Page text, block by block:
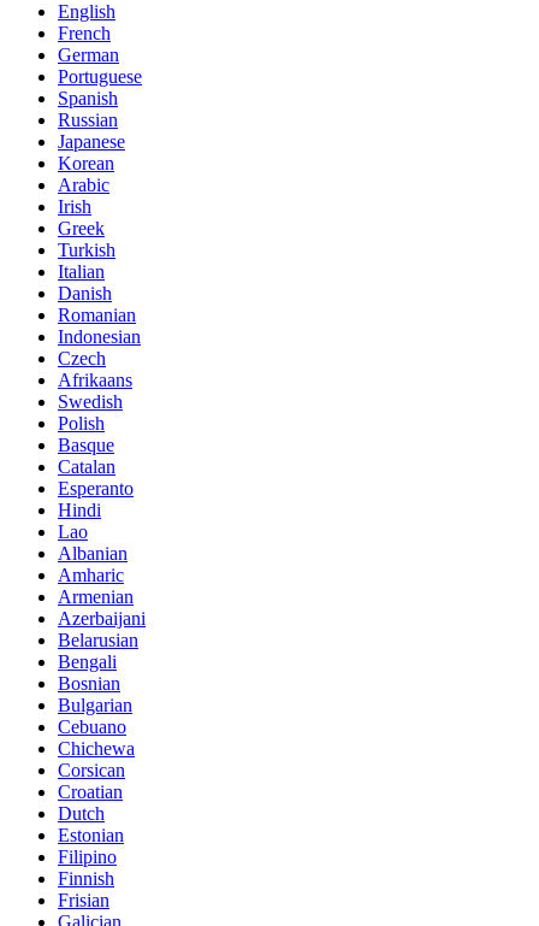
English
French
German
Portuguese
Spanish
Russian
Japanese
Korean
Arabic
Irish
Greek
Turkish
Italian
Danish
Romanian
Indonesian
Czech
Afrikaans
Swedish
Polish
Basque
Catalan
Esperanto
Hindi
Lao
Albanian
Amharic
Armenian
Azerbaijani
Belarusian
Bengali
Bosnian
Bulgarian
Cebuano
Chichewa
Corsican
Croatian
Dutch
Estonian
Filipino
Finnish
Frisian